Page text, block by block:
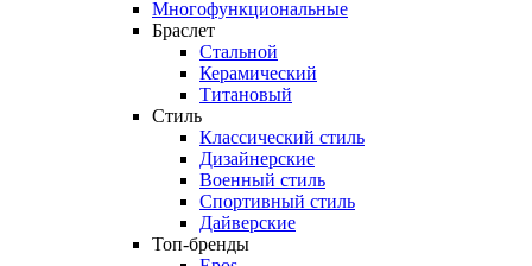
Многофункциональные
Браслет
Стальной
Керамический
Титановый
Стиль
Классический стиль
Дизайнерские
Военный стиль
Спортивный стиль
Дайверские
Топ-бренды